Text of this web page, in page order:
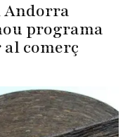
Andorra
programa
comerç